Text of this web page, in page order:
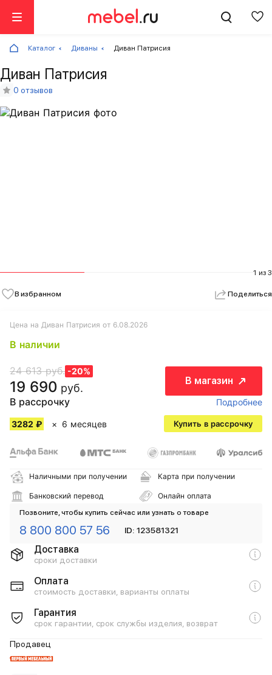
Каталог Диваны Диван Патрисия
Диван Патрисия
0 отзывов
1 из 3
В избранном Поделиться
Цена на Диван Патрисия от 6.08.2026
В наличии
24 613 руб. -20%
19 690 руб.
В магазин
В рассрочку Подробнее
3282 ₽ 6 месяцев Купить в рассрочку
Наличными при получении Карта при получении
Банковский перевод Онлайн оплата
Позвоните, чтобы купить сейчас или узнать о товаре
8 800 800 57 56 ID: 123581321
Доставка
сроки доставки
Оплата
стоимость доставки, варианты оплаты
Гарантия
срок гарантии, срок службы изделия, возврат
Продавец